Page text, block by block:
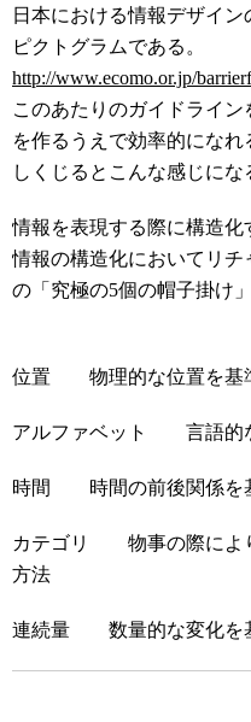
日本における情報デザイ
ピクトグラムである。
http://www.ecomo.or.jp/
このあたりのガイドライ
を作るうえで効率的になれ
しくじるとこんな感じにな
情報を表現する際に構造化
情報の構造化においてリ
の「究極の5個の帽子掛け
位置 物理的な位置を基
アルファベット 言語的
時間 時間の前後関係を
カテゴリ 物事の際によ
方法
連続量 数量的な変化を